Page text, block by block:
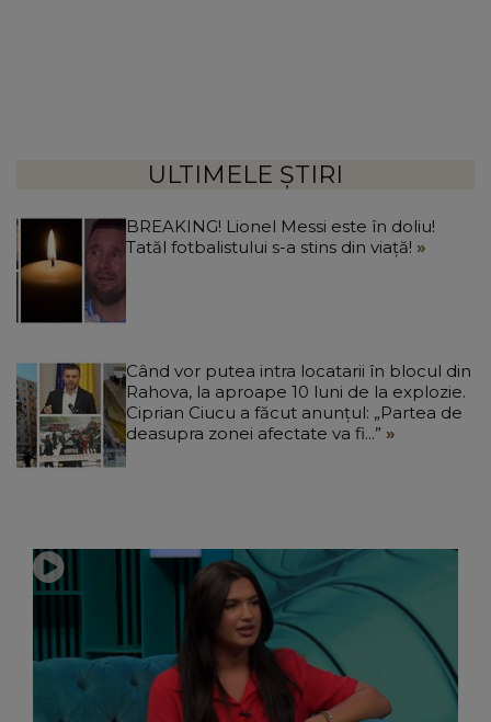
ULTIMELE ȘTIRI
BREAKING! Lionel Messi este în doliu!
Tatăl fotbalistului s-a stins din viață!
Când vor putea intra locatarii în blocul din
Rahova, la aproape 10 luni de la explozie.
Ciprian Ciucu a făcut anunțul: „Partea de
deasupra zonei afectate va fi...”